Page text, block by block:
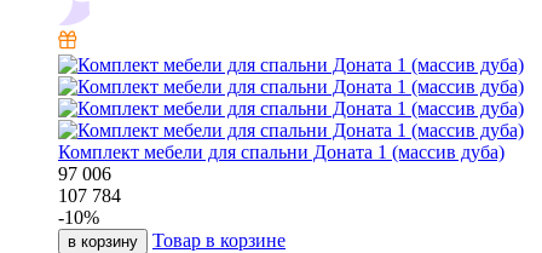
Комплект мебели для спальни Доната 1 (массив дуба)
97 006
107 784
-10%
в корзину Товар в корзине